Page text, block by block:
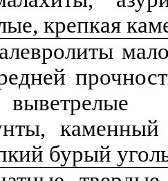
крепкая
каменный
бурый